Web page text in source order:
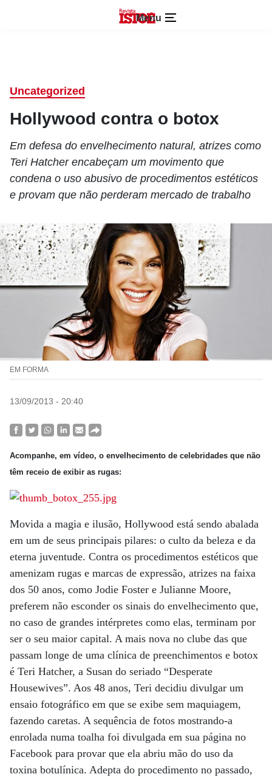
Menu
Uncategorized
Hollywood contra o botox
Em defesa do envelhecimento natural, atrizes como
Teri Hatcher encabeçam um movimento que
condena o uso abusivo de procedimentos estéticos
e provam que não perderam mercado de trabalho
EM FORMA
13/09/2013 - 20:40
Acompanhe, em vídeo, o envelhecimento de celebridades que não
têm receio de exibir as rugas:
Movida a magia e ilusão, Hollywood está sendo abalada
em um de seus principais pilares: o culto da beleza e da
eterna juventude. Contra os procedimentos estéticos que
amenizam rugas e marcas de expressão, atrizes na faixa
dos 50 anos, como Jodie Foster e Julianne Moore,
preferem não esconder os sinais do envelhecimento que,
no caso de grandes intérpretes como elas, terminam por
ser o seu maior capital. A mais nova no clube das que
passam longe de uma clínica de preenchimentos e botox
é Teri Hatcher, a Susan do seriado “Desperate
Housewives”. Aos 48 anos, Teri decidiu divulgar um
ensaio fotográfico em que se exibe sem maquiagem,
fazendo caretas. A sequência de fotos mostrando-a
enrolada numa toalha foi divulgada em sua página no
Facebook para provar que ela abriu mão do uso da
toxina botulínica. Adepta do procedimento no passado,